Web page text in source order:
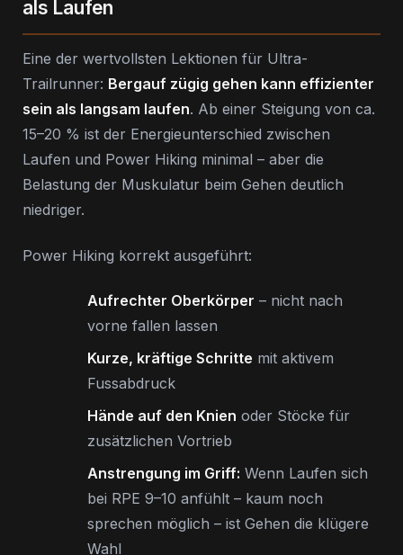
als Laufen
Eine der wertvollsten Lektionen für Ultra-
Trailrunner: Bergauf zügig gehen kann effizienter
sein als langsam laufen. Ab einer Steigung von ca.
15–20 % ist der Energieunterschied zwischen
Laufen und Power Hiking minimal – aber die
Belastung der Muskulatur beim Gehen deutlich
niedriger.
Power Hiking korrekt ausgeführt:
Aufrechter Oberkörper – nicht nach
vorne fallen lassen
Kurze, kräftige Schritte mit aktivem
Fussabdruck
Hände auf den Knien oder Stöcke für
zusätzlichen Vortrieb
Anstrengung im Griff: Wenn Laufen sich
bei RPE 9–10 anfühlt – kaum noch
sprechen möglich – ist Gehen die klügere
Wahl